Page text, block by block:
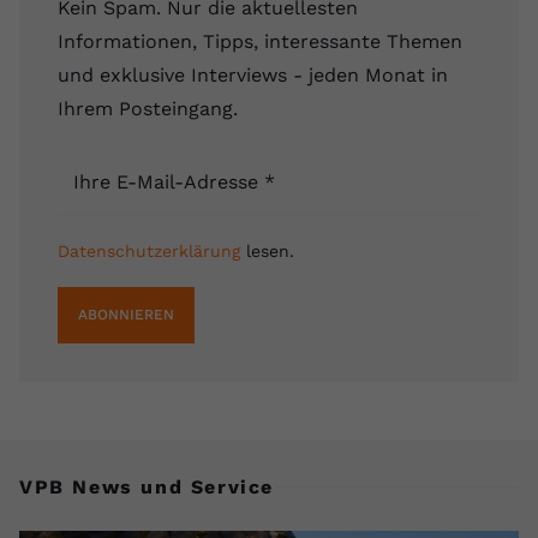
Kein Spam. Nur die aktuellesten
Informationen, Tipps, interessante Themen
und exklusive Interviews - jeden Monat in
Ihrem Posteingang.
Ihre E-Mail-Adresse *
Datenschutzerklärunglesen.
ABONNIEREN
VPB News und Service
Name yt.innertube::requests
Anbieter youtube.com
Zweck
Dieser von YouTube gesetzte Cookie
Daten darüber zu speichern, welche
Laufzeit Session
Dieser von YouTube gesetzte Cookie